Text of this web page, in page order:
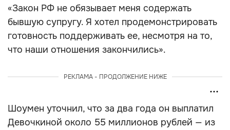
«Закон РФ не обязывает меня содержать
бывшую супругу. Я хотел продемонстрировать
готовность поддерживать ее, несмотря на то,
что наши отношения закончились».
РЕКЛАМА - ПРОДОЛЖЕНИЕ НИЖЕ
Шоумен уточнил, что за два года он выплатил
Девочкиной около 55 миллионов рублей — из